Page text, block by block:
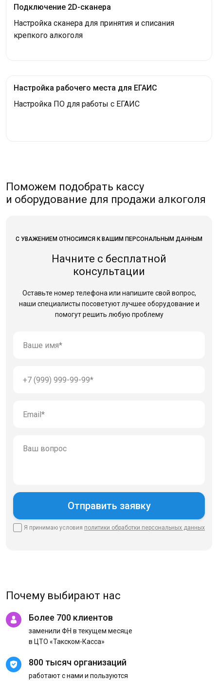
Подключение 2D-сканера
Настройка сканера для принятия и списания
крепкого алкоголя
Настройка рабочего места для ЕГАИС
Настройка ПО для работы с ЕГАИС
Поможем подобрать кассу
и оборудование для продажи алкоголя
С УВАЖЕНИЕМ ОТНОСИМСЯ К ВАШИМ ПЕРСОНАЛЬНЫМ ДАННЫМ
Начните с бесплатной
консультации
Оставьте номер телефона или напишите свой вопрос,
наши специалисты посоветуют лучшее оборудование и
помогут решить любую проблему
Я принимаю условия политики обработки персональных данных
Почему выбирают нас
Более 700 клиентов
заменили ФН в текущем месяце
в ЦТО «Такском-Касса»
800 тысяч организаций
работают с нами и пользуются